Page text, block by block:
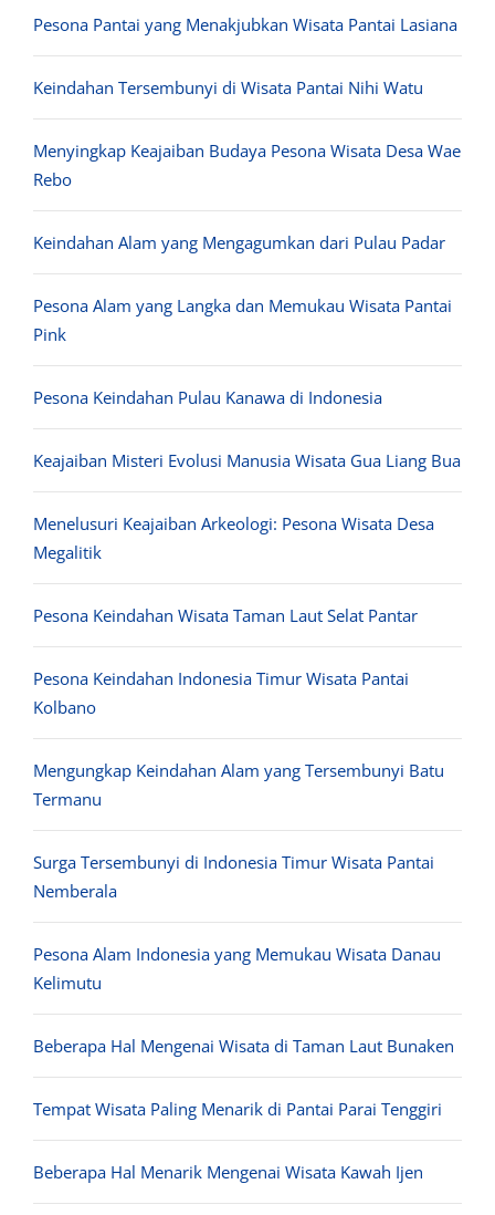
Pesona Pantai yang Menakjubkan Wisata Pantai Lasiana
Keindahan Tersembunyi di Wisata Pantai Nihi Watu
Menyingkap Keajaiban Budaya Pesona Wisata Desa Wae
Rebo
Keindahan Alam yang Mengagumkan dari Pulau Padar
Pesona Alam yang Langka dan Memukau Wisata Pantai
Pink
Pesona Keindahan Pulau Kanawa di Indonesia
Keajaiban Misteri Evolusi Manusia Wisata Gua Liang Bua
Menelusuri Keajaiban Arkeologi: Pesona Wisata Desa
Megalitik
Pesona Keindahan Wisata Taman Laut Selat Pantar
Pesona Keindahan Indonesia Timur Wisata Pantai
Kolbano
Mengungkap Keindahan Alam yang Tersembunyi Batu
Termanu
Surga Tersembunyi di Indonesia Timur Wisata Pantai
Nemberala
Pesona Alam Indonesia yang Memukau Wisata Danau
Kelimutu
Beberapa Hal Mengenai Wisata di Taman Laut Bunaken
Tempat Wisata Paling Menarik di Pantai Parai Tenggiri
Beberapa Hal Menarik Mengenai Wisata Kawah Ijen